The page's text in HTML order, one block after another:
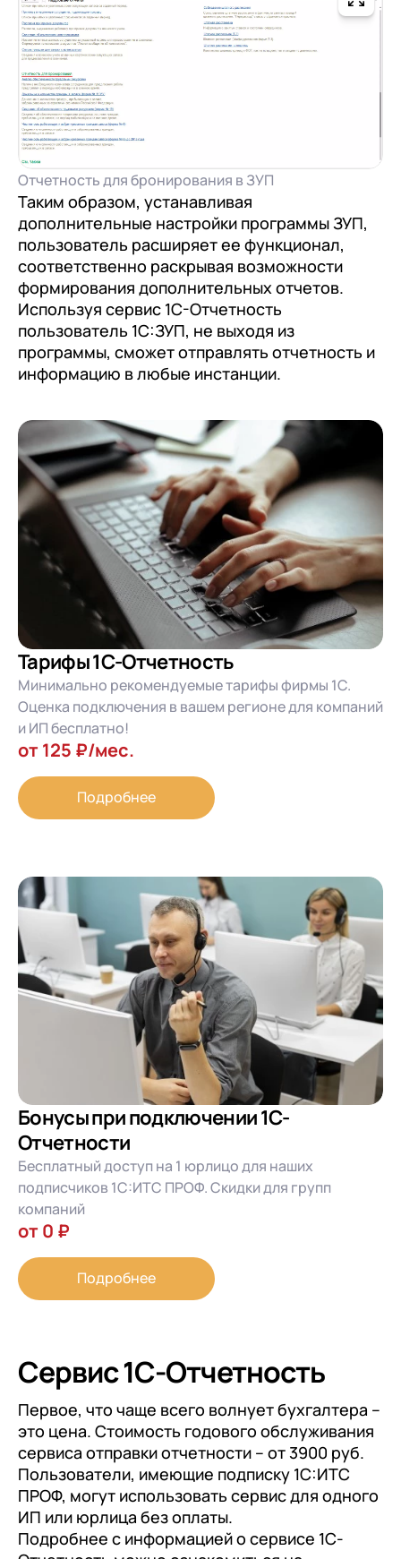
Отчетность для бронирования в ЗУП
Таким образом, устанавливая
дополнительные настройки программы ЗУП,
пользователь расширяет ее функционал,
соответственно раскрывая возможности
формирования дополнительных отчетов.
Используя сервис 1С-Отчетность
пользователь 1С:ЗУП, не выходя из
программы, сможет отправлять отчетность и
информацию в любые инстанции.
Тарифы 1С-Отчетность
Минимально рекомендуемые тарифы фирмы 1С.
Оценка подключения в вашем регионе для компаний
и ИП бесплатно!
от 125 ₽/мес.
Подробнее
Бонусы при подключении 1С-
Отчетности
Бесплатный доступ на 1 юрлицо для наших
подписчиков 1С:ИТС ПРОФ. Скидки для групп
компаний
от 0 ₽
Подробнее
Сервис 1С-Отчетность
Первое, что чаще всего волнует бухгалтера –
это цена. Стоимость годового обслуживания
сервиса отправки отчетности – от 3900 руб.
Пользователи, имеющие подписку 1С:ИТС
ПРОФ, могут использовать сервис для одного
ИП или юрлица без оплаты.
Подробнее с информацией о сервисе 1С-